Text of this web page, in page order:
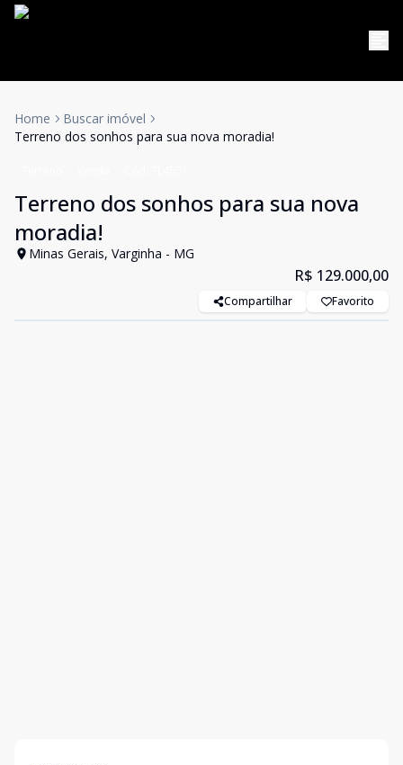
Home
Buscar imóvel
Terreno dos sonhos para sua nova moradia!
Terreno dos sonhos para sua nova
moradia!
Minas Gerais, Varginha - MG
R$ 129.000,00
Compartilhar Favorito